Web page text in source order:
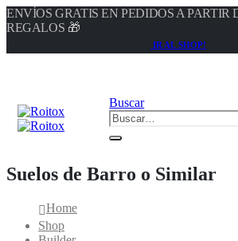
ENVÍOS GRATIS EN PEDIDOS A PARTIR
REGALOS 🎁
IR AL SHOP!
Buscar
Suelos de Barro o Similar
Home
Shop